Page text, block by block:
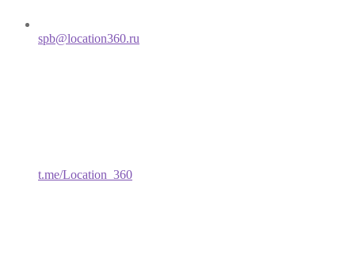
spb@location360.ru
t.me/Location_360